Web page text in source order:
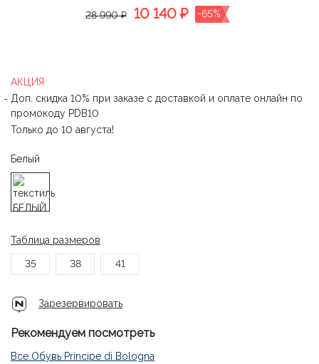
28 990 ₽
10 140 ₽ -65%
АКЦИЯ
Доп. скидка 10% при заказе с доставкой и оплате онлайн по
промокоду PDB10
Только до 10 августа!
Белый
Таблица размеров
35 38 41
Зарезервировать
Рекомендуем посмотреть
Все Обувь Principe di Bologna